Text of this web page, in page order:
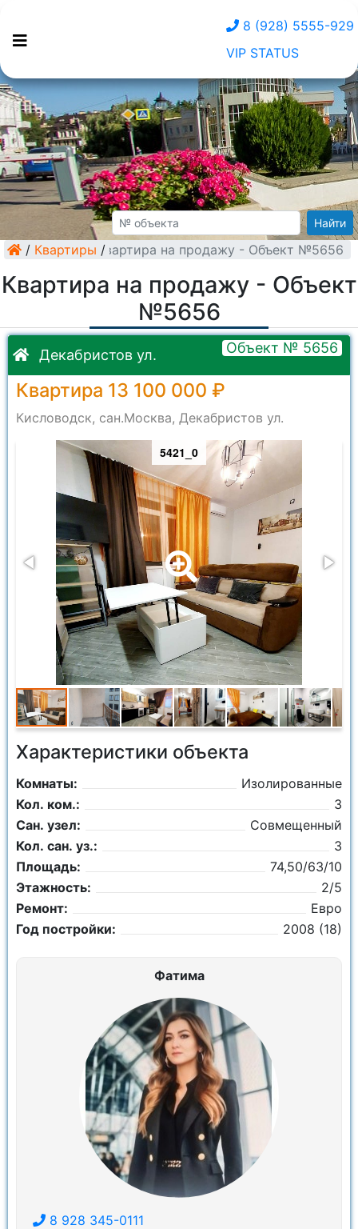
8 (928) 5555-929
VIP STATUS
Найти
/ Квартиры /
Квартира на продажу - Объект №5656
Квартира на продажу - Объект
№5656
Декабристов ул. Объект № 5656
Квартира 13 100 000 ₽
Кисловодск, сан.Москва, Декабристов ул.
5421_0
Характеристики объекта
Комнаты:
Изолированные
Кол. ком.:
3
Сан. узел:
Совмещенный
Кол. сан. уз.:
3
Площадь:
74,50/63/10
Этажность:
2/5
Ремонт:
Евро
Год постройки:
2008 (18)
Фатима
8 928 345-0111